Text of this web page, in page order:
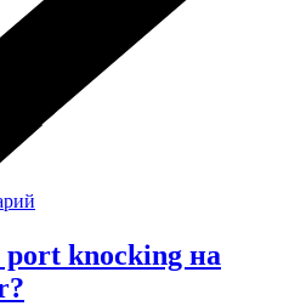
port knocking на